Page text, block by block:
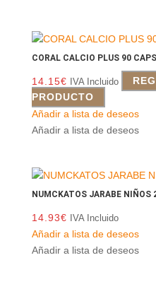
CORAL CALCIO PLUS 90
14.15€ IVA Incluido
PRODUCTO
Añadir a lista de deseos
Añadir a lista de deseos
NUMCKATOS JARABE NIÑOS
14.93€ IVA Incluido
Añadir a lista de deseos
Añadir a lista de deseos